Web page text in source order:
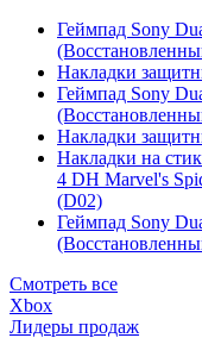
Геймпад Sony
Накладки
Геймпад Sony
Накладки
Накладки на
4 DH Marvel's
(D02)
Геймпад Sony
Смотреть все
Xbox
Лидеры продаж